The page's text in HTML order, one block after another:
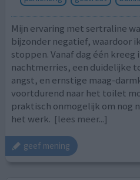
Mijn ervaring met sertraline
bijzonder negatief, waardoor
stoppen. Vanaf dag één kreeg
nachtmerries, een duidelijke
angst, en ernstige maag-
voortdurend naar het toilet
praktisch onmogelijk om nog
het werk. [lees meer...]
geef mening